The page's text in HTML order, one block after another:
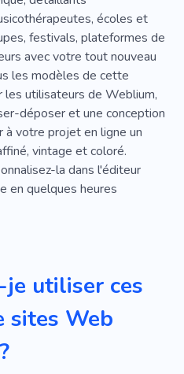
Orchestre
Solfège
Musique Légère
Comédie Musicale
écoles et
festivals, plateformes de
avec votre tout nouveau
les modèles de cette
utilisateurs de Weblium,
déposer et une conception
à votre projet en ligne un
vintage et coloré.
la dans l'éditeur
en quelques heures
je utiliser ces
sites Web